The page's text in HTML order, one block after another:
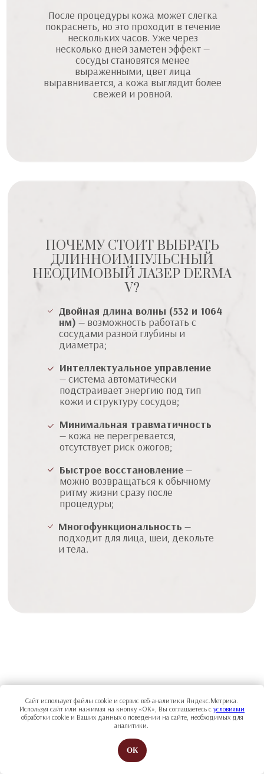
Двойная длина волны (532 и 1064
нм) — возможность работать с
сосудами разной глубины и
диаметра;
Минимальная травматичность
— кожа не перегревается,
отсутствует риск ожогов;
Интеллектуальное управление
— система автоматически
подстраивает энергию под тип
кожи и структуру сосудов;
Быстрое восстановление—
можно возвращаться к обычному
ритму жизни сразу после
процедуры;
Многофункциональность —
подходит для лица, шеи, декольте
и тела.
ПОЧЕМУ СТОИТ ВЫБРАТЬ
ДЛИННОИМПУЛЬСНЫЙ
НЕОДИМОВЫЙ ЛАЗЕР DERMA
V?
Таким образом,
Derma V
процедура
После процедуры кожа может слегка
покраснеть, но это проходит в течение
нескольких часов. Уже через
несколько дней заметен эффект —
сосуды становятся менее
выраженными, цвет лица
выравнивается, а кожа выглядит более
свежей и ровной.
Сайт использует файлы cookie и сервис веб-аналитики Яндекс.Метрика.
Используя сайт или нажимая на кнопку «ОК», Вы соглашаетесь с условиями
обработки cookie и Ваших данных о поведении на сайте, необходимых для
аналитики.
ОК